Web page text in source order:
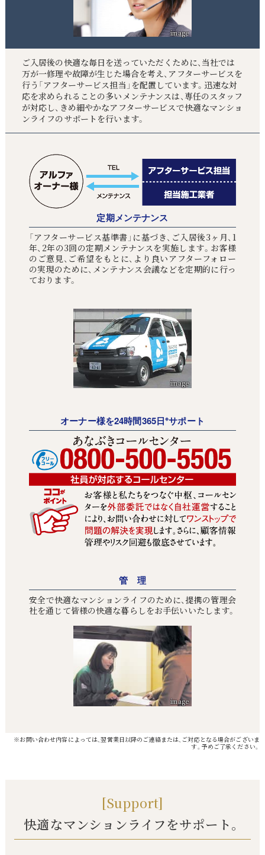
ご入居後の快適な毎日を送っていただくために、当社では
万が一修理や故障が生じた場合を考え、アフターサービスを
行う「アフターサービス担当」を配置しています。迅速な対
応を求められることの多いメンテナンスは、専任のスタッフ
が対応し、きめ細やかなアフターサービスで快適なマンショ
ンライフのサポートを行います。
定期メンテナンス
「アフターサービス基準書」に基づき、ご入居後3ヶ月、1
年、2年の3回の定期メンテナンスを実施します。お客様
のご意見、ご希望をもとに、より良いアフターフォロー
の実現のために、メンテナンス会議などを定期的に行っ
ております。
オーナー様を24時間365日※サポート
管 理
安全で快適なマンションライフのために、提携の管理会
社を通じて皆様の快適な暮らしをお手伝いいたします。
※お問い合わせ内容によっては、翌営業日以降のご連絡または、ご対応となる場合がございま
す。予めご了承ください。
[Support]
快適なマンションライフをサポート。